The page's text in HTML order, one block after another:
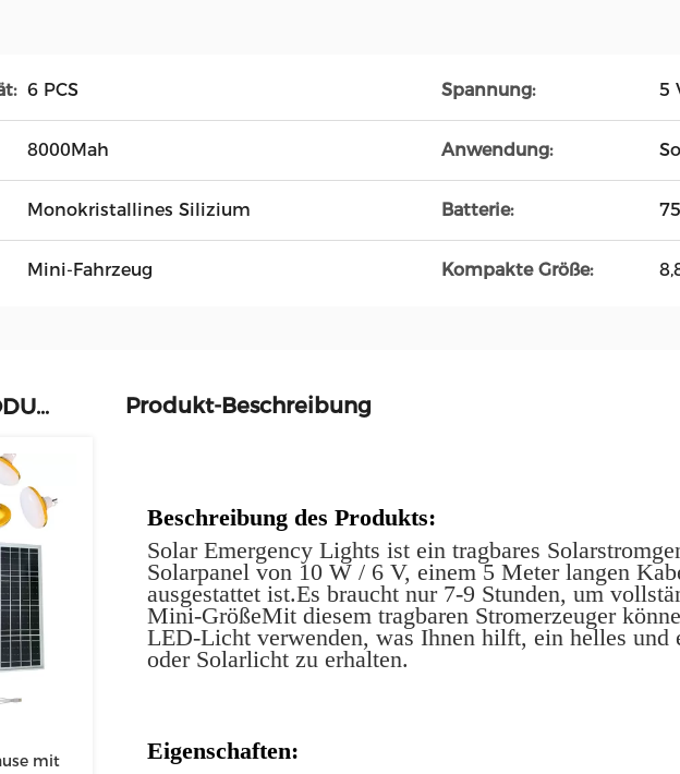
6 PCS Spannung: 5
8000Mah Anwendung:
Monokristallines Silizium Batterie:
Mini-Fahrzeug Kompakte Größe:
VERWANDTE PRODUKTE
mit
Produkt-Beschreibung
Beschreibung des Produkts:
Solar Emergency Lights ist ein tragbares
Solarpanel von 10 W / 6 V, einem 5 Meter langen
ausgestattet ist.Es braucht nur 7-9 Stunden, um
Mini-GrößeMit diesem tragbaren Stromerzeuger
LED-Licht verwenden, was Ihnen hilft, ein helles und
oder Solarlicht zu erhalten.
Eigenschaften: